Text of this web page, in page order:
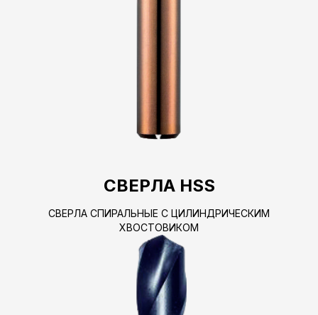
СВЕРЛА HSS
СВЕРЛА СПИРАЛЬНЫЕ С ЦИЛИНДРИЧЕСКИМ
ХВОСТОВИКОМ